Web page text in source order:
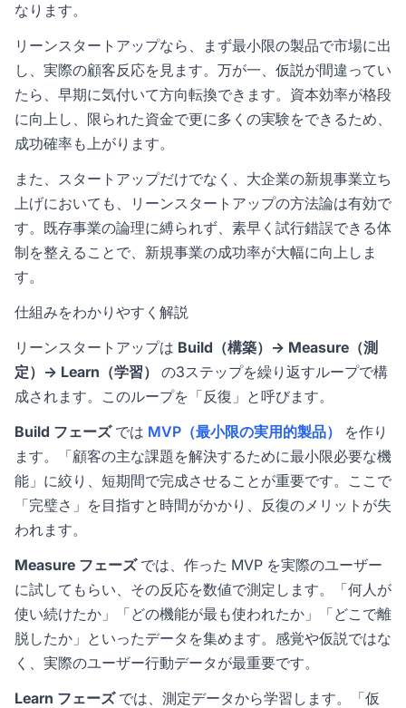
なります。
リーンスタートアップなら、まず最小限の製品で市場に出
し、実際の顧客反応を見ます。万が一、仮説が間違ってい
たら、早期に気付いて方向転換できます。資本効率が格段
に向上し、限られた資金で更に多くの実験をできるため、
成功確率も上がります。
また、スタートアップだけでなく、大企業の新規事業立ち
上げにおいても、リーンスタートアップの方法論は有効で
す。既存事業の論理に縛られず、素早く試行錯誤できる体
制を整えることで、新規事業の成功率が大幅に向上しま
す。
仕組みをわかりやすく解説
リーンスタートアップは Build（構築）→ Measure（測
定）→ Learn（学習）
の3ステップを繰り返すループで構
成されます。このループを「反復」と呼びます。
Build フェーズでは MVP（最小限の実用的製品）
を作り
ます。「顧客の主な課題を解決するために最小限必要な機
能」に絞り、短期間で完成させることが重要です。ここで
「完璧さ」を目指すと時間がかかり、反復のメリットが失
われます。
Measure フェーズでは、作った MVP を実際のユーザー
に試してもらい、その反応を数値で測定します。「何人が
使い続けたか」「どの機能が最も使われたか」「どこで離
脱したか」といったデータを集めます。感覚や仮説ではな
く、実際のユーザー行動データが最重要です。
Learn フェーズでは、測定データから学習します。「仮